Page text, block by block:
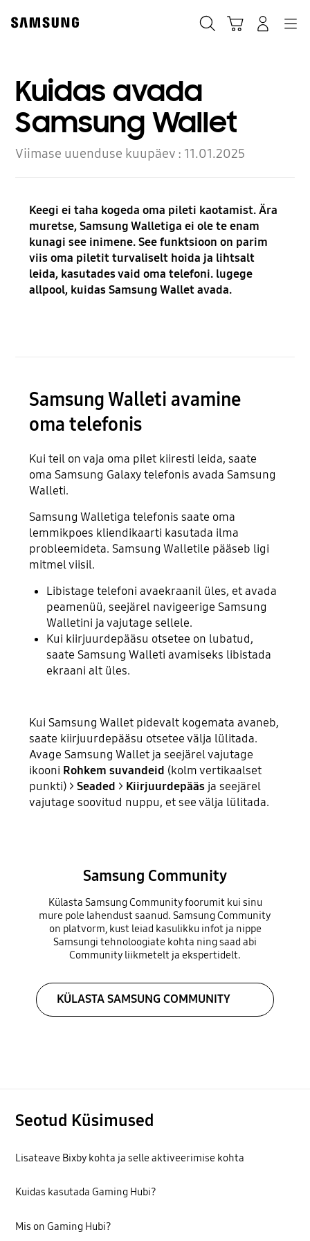
content
accessibility
Kuidas avada
Samsung Wallet
Viimase uuenduse kuupäev : 11.01.2025
Keegi ei taha kogeda oma pileti kaotamist. Ära
muretse, Samsung Walletiga ei ole te enam
kunagi see inimene. See funktsioon on parim
viis oma piletit turvaliselt hoida ja lihtsalt
leida, kasutades vaid oma telefoni. lugege
allpool, kuidas Samsung Wallet avada.
Samsung Walleti avamine
oma telefonis
Kui teil on vaja oma pilet kiiresti leida, saate
oma Samsung Galaxy telefonis avada Samsung
Walleti.
Samsung Walletiga telefonis saate oma
lemmikpoes kliendikaarti kasutada ilma
probleemideta. Samsung Walletile pääseb ligi
mitmel viisil.
Libistage telefoni avaekraanil üles, et avada
peamenüü, seejärel navigeerige Samsung
Walletini ja vajutage sellele.
Kui kiirjuurdepääsu otsetee on lubatud,
saate Samsung Walleti avamiseks libistada
ekraani alt üles.
Kui Samsung Wallet pidevalt kogemata avaneb,
saate kiirjuurdepääsu otsetee välja lülitada.
Avage Samsung Wallet ja seejärel vajutage
ikooni Rohkem suvandeid (kolm vertikaalset
punkti) >Seaded > Kiirjuurdepääs ja seejärel
vajutage soovitud nuppu, et see välja lülitada.
Samsung Community
Külasta Samsung Community foorumit kui sinu
mure pole lahendust saanud. Samsung Community
on platvorm, kust leiad kasulikku infot ja nippe
Samsungi tehnoloogiate kohta ning saad abi
Community liikmetelt ja ekspertidelt.
KÜLASTA SAMSUNG COMMUNITY
Seotud Küsimused
Lisateave Bixby kohta ja selle aktiveerimise kohta
Kuidas kasutada Gaming Hubi?
Mis on Gaming Hubi?